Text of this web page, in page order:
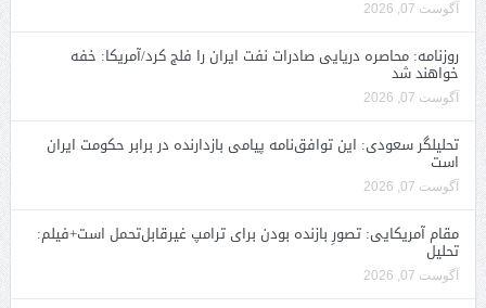
آگوست 07, 2026
روزنامه: محاصره دریایی صادرات نفت ایران را فلج کرد/آمریکا: خفه
خواهند شد
آگوست 07, 2026
تحلیلگر سعودی: این توافق‌نامه پیامی بازدارنده در برابر حکومت ایران
است
آگوست 07, 2026
مقام آمریکایی: تصورِ بازنده بودن برای ترامپ غیرقابل‌تحمل است+فیلم:
تحلیل
آگوست 07, 2026